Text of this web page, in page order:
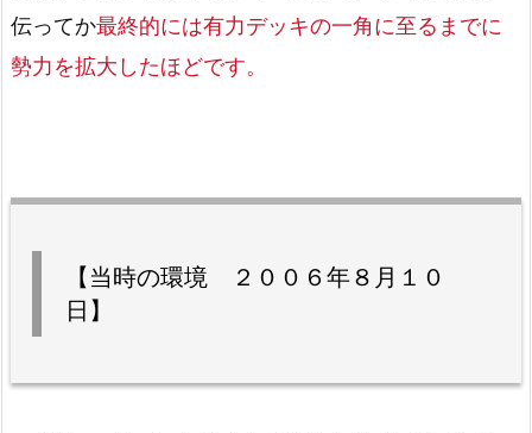
伝ってか最終的には有力デッキの一角に至るまでに
勢力を拡大したほどです。
【当時の環境 ２００６年８月１０
日】